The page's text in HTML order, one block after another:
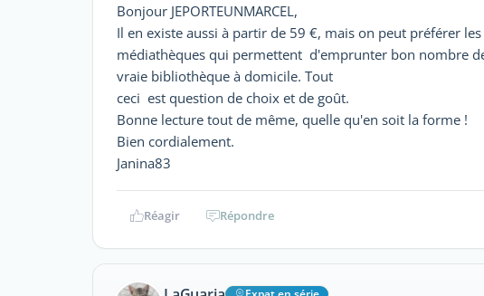
Bonjour JEPORTEUNMARCEL,
Il en existe aussi à partir de 59 €, mais on peut préférer
médiathèques qui permettent d'emprunter bon nombre
vraie bibliothèque à domicile. Tout
ceci est question de choix et de goût.
Bonne lecture tout de même, quelle qu'en soit la forme !
Bien cordialement.
Janina83
Réagir Répondre